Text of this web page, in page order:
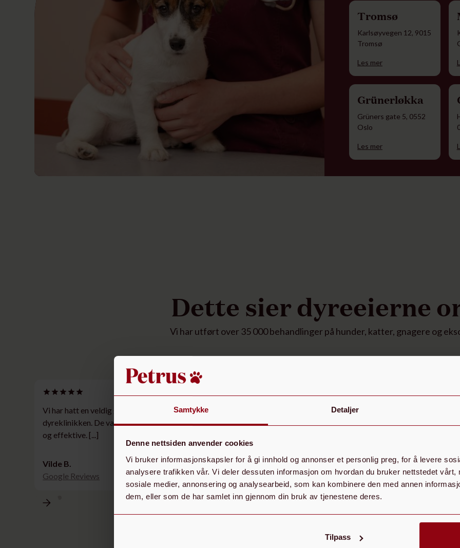
Samtykke Detaljer
Denne nettsiden anvender cookies
Vi bruker informasjonskapsler for å gi innhold og annonser et personlig preg, for å levere
analysere trafikken vår. Vi deler dessuten informasjon om hvordan du bruker nettstedet vårt,
sosiale medier, annonsering og analysearbeid, som kan kombinere den med annen
dem, eller som de har samlet inn gjennom din bruk av tjenestene deres.
Tilpass
Tromsø
Karlsøyvegen 12, 9015
Tromsø
Les mer
Grünerløkka
Grüners gate 5, 0552
Oslo
Les mer
Dette sier dyreeierne
Vi har utført over 35 000 behandlinger på hunder, katter, gnagere og
Vi har hatt en veldig god opplevelse på denne
dyreklinikken. De var hyggelige, imøtekommende
og effektive. [...]
Vilde B.
Google Reviews
Det er et delikat og hyggelig sted. Dyktig og
vennlig veterinær. Hun var tydelig og ga oss god
Katrine B.
Google Reviews